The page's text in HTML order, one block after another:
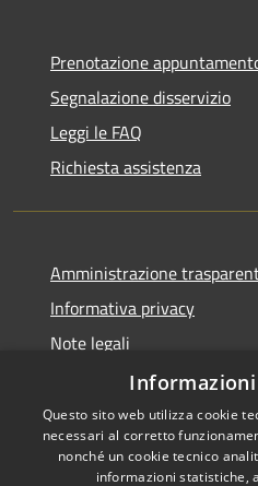
Prenotazione
Segnalazione disservizio
Leggi le FAQ
Richiesta assistenza
Amministrazione
Informativa privacy
Note legali
Dichiarazione di accessibilità
Questo sito web utilizza cookie
necessari al corretto
nonché un cookie tecnico
informazioni statistiche,